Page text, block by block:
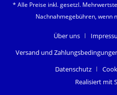
* Alle Preise inkl. gesetzl.
Nachnahmegebühren, wenn
Über uns
Versand und
Datenschutz
Realisiert mit